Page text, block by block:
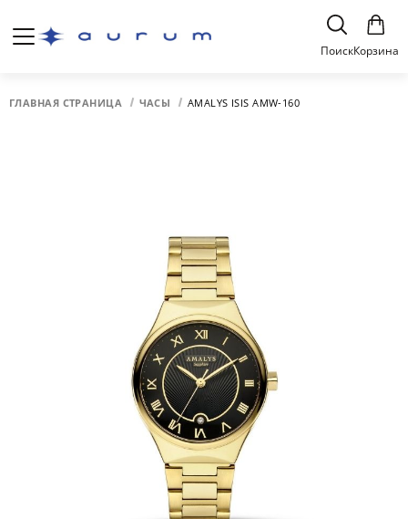
ПоискКорзина
ГЛАВНАЯ СТРАНИЦА ЧАСЫ AMALYS ISIS AMW-160